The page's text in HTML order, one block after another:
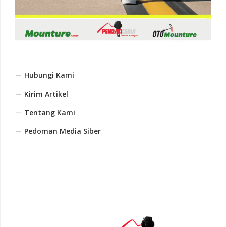
Hubungi Kami
Kirim Artikel
Tentang Kami
Pedoman Media Siber